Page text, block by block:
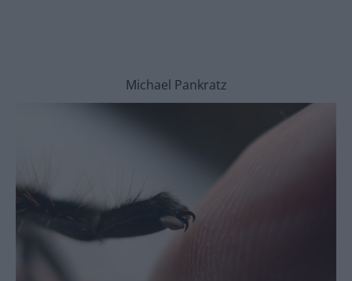
Michael Pankratz